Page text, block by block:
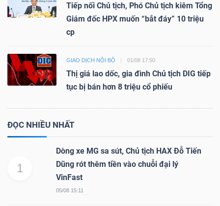
Tiếp nối Chủ tịch, Phó Chủ tịch kiêm Tổng
Giám đốc HPX muốn “bắt đáy” 10 triệu
cp
GIAO DỊCH NỘI BỘ 01/08 17:50
Thị giá lao dốc, gia đình Chủ tịch DIG tiếp
tục bị bán hơn 8 triệu cổ phiếu
ĐỌC NHIỀU NHẤT
1
Dòng xe MG sa sút, Chủ tịch HAX Đỗ Tiến
Dũng rót thêm tiền vào chuỗi đại lý
VinFast
05/08 15:11